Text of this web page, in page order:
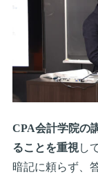
CPA会計学院の
ることを重視し
暗記に頼らず、